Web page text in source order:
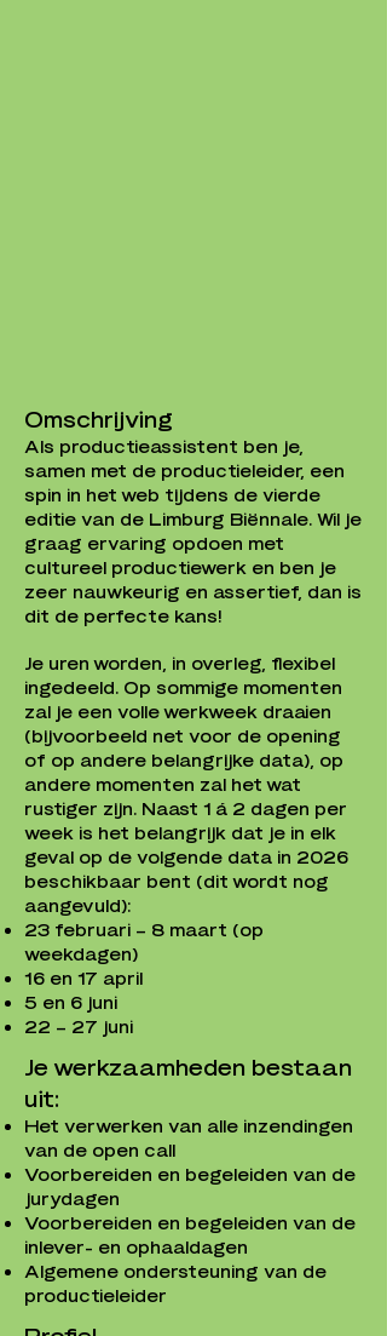
Omschrijving
Als productieassistent ben je,
samen met de productieleider, een
spin in het web tijdens de vierde
editie van de Limburg Biënnale. Wil je
graag ervaring opdoen met
cultureel productiewerk en ben je
zeer nauwkeurig en assertief, dan is
dit de perfecte kans!
Je uren worden, in overleg, flexibel
ingedeeld. Op sommige momenten
zal je een volle werkweek draaien
(bijvoorbeeld net voor de opening
of op andere belangrijke data), op
andere momenten zal het wat
rustiger zijn. Naast 1 á 2 dagen per
week is het belangrijk dat je in elk
geval op de volgende data in 2026
beschikbaar bent (dit wordt nog
aangevuld):
23 februari – 8 maart (op
weekdagen)
16 en 17 april
5 en 6 juni
22 – 27 juni
Je werkzaamheden bestaan
uit:
Het verwerken van alle inzendingen
van de open call
Voorbereiden en begeleiden van de
jurydagen
Voorbereiden en begeleiden van de
inlever- en ophaaldagen
Algemene ondersteuning van de
productieleider